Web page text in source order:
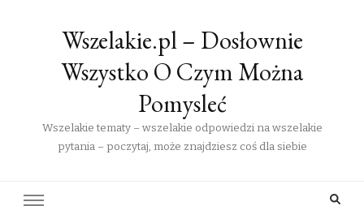
Wszelakie.pl – Dosłownie
Wszystko O Czym Można
Pomysleć
Wszelakie tematy – wszelakie odpowiedzi na wszelakie
pytania – poczytaj, może znajdziesz coś dla siebie